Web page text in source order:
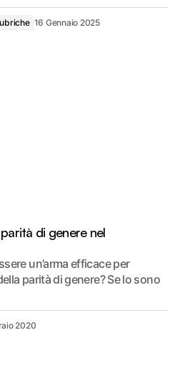
16 Gennaio 2025
di genere nel
un’arma efficace per
parità di genere? Se lo sono
2020